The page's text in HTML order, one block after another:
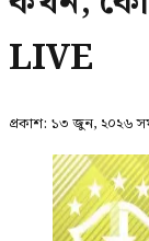
LIVE
প্রকাশ: ১৩ জুন, ২০২৬